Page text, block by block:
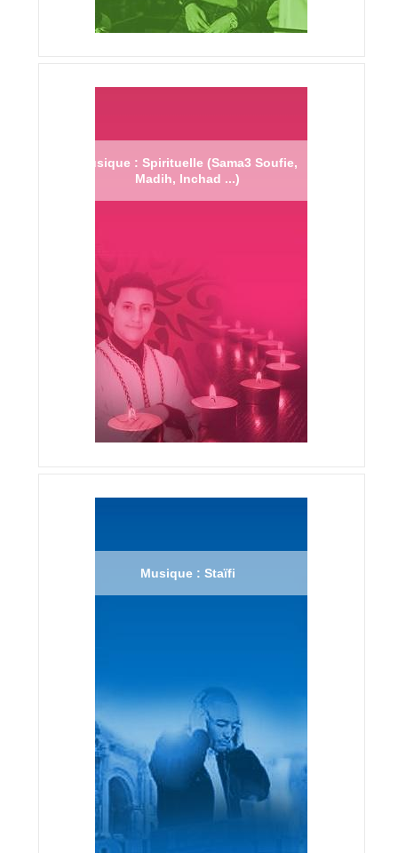
Musique : Spirituelle (Sama3 Soufie,
Madih, Inchad ...)
Musique : Staïfi